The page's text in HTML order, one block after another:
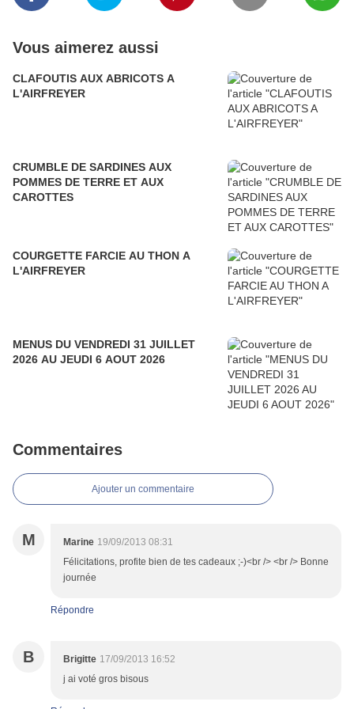
Vous aimerez aussi
CLAFOUTIS AUX ABRICOTS A
L'AIRFREYER
CRUMBLE DE SARDINES AUX
POMMES DE TERRE ET AUX
CAROTTES
COURGETTE FARCIE AU THON A
L'AIRFREYER
MENUS DU VENDREDI 31 JUILLET
2026 AU JEUDI 6 AOUT 2026
Commentaires
Ajouter un commentaire
M Marine 19/09/2013 08:31
Félicitations, profite bien de tes cadeaux ;-)<br /> <br /> Bonne
journée
Répondre
B Brigitte 17/09/2013 16:52
j ai voté gros bisous